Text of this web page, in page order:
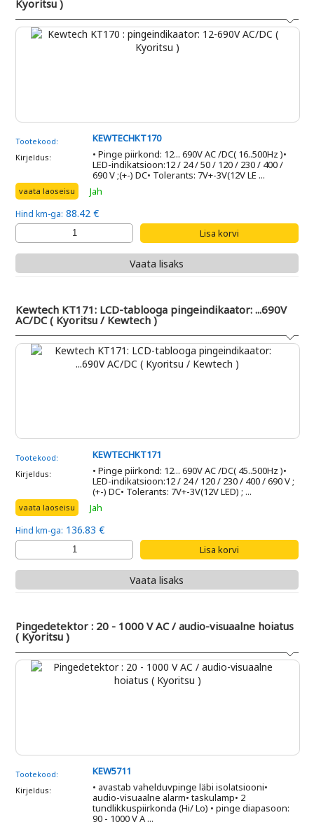
Kyoritsu )
Tootekood: KEWTECHKT170
Kirjeldus:
• Pinge piirkond: 12... 690V AC /DC( 16..500Hz )•
LED-indikatsioon:12 / 24 / 50 / 120 / 230 / 400 /
690 V ;(+-) DC• Tolerants: 7V+-3V(12V LE ...
vaata laoseisu Jah
Hind km-ga: 88.42 €
Vaata lisaks
Kewtech KT171: LCD-tablooga pingeindikaator: ...690V
AC/DC ( Kyoritsu / Kewtech )
Tootekood: KEWTECHKT171
Kirjeldus:
• Pinge piirkond: 12... 690V AC /DC( 45..500Hz )•
LED-indikatsioon:12 / 24 / 120 / 230 / 400 / 690 V ;
(+-) DC• Tolerants: 7V+-3V(12V LED) ; ...
vaata laoseisu Jah
Hind km-ga: 136.83 €
Vaata lisaks
Pingedetektor : 20 - 1000 V AC / audio-visuaalne hoiatus
( Kyoritsu )
Tootekood: KEW5711
Kirjeldus:
• avastab vahelduvpinge läbi isolatsiooni•
audio-visuaalne alarm• taskulamp• 2
tundlikkuspiirkonda (Hi/ Lo) • pinge diapasoon:
90 - 1000 V A ...